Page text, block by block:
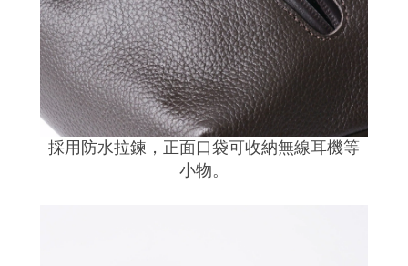
採用防水拉鍊，正面口袋可收納無線耳機等
小物。